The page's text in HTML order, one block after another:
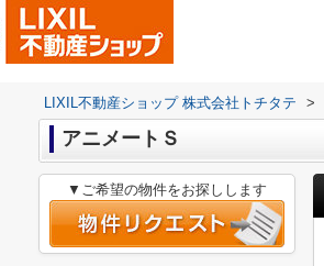
LIXIL不動産ショップ 株式会社トチタテ >
アニメートＳ
▼ご希望の物件をお探しします